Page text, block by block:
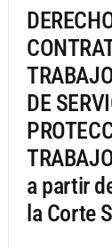
DE
a partir
la Corte